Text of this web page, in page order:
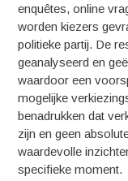
enquêtes, online
worden kiezers
politieke partij. De
geanalyseerd en
waardoor een
mogelijke
benadrukken dat
zijn en geen
waardevolle
specifieke moment.